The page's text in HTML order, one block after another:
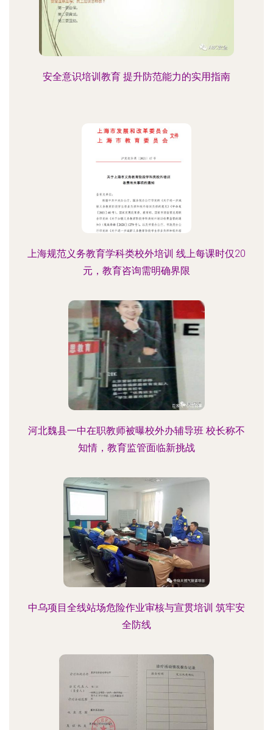
安全意识培训教育 提升防范能力的实用指南
上海规范义务教育学科类校外培训 线上每课时仅20
元，教育咨询需明确界限
河北魏县一中在职教师被曝校外办辅导班 校长称不
知情，教育监管面临新挑战
中乌项目全线站场危险作业审核与宣贯培训 筑牢安
全防线